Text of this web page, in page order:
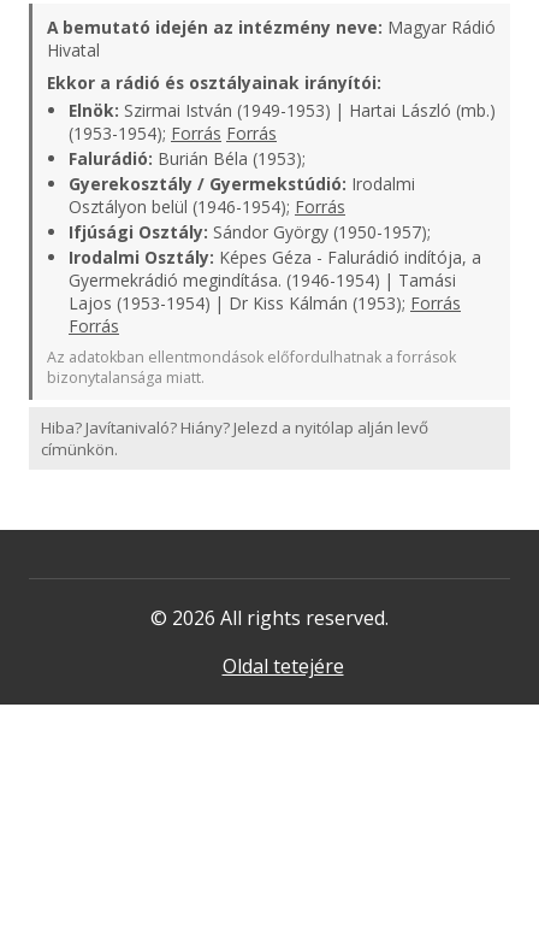
A bemutató idején az intézmény neve: Magyar Rádió
Hivatal
Ekkor a rádió és osztályainak irányítói:
Elnök: Szirmai István (1949-1953) | Hartai László (mb.)
(1953-1954); Forrás Forrás
Falurádió: Burián Béla (1953);
Gyerekosztály / Gyermekstúdió: Irodalmi
Osztályon belül (1946-1954); Forrás
Ifjúsági Osztály: Sándor György (1950-1957);
Irodalmi Osztály: Képes Géza - Falurádió indítója, a
Gyermekrádió megindítása. (1946-1954) | Tamási
Lajos (1953-1954) | Dr Kiss Kálmán (1953); Forrás
Forrás
Az adatokban ellentmondások előfordulhatnak a források
bizonytalansága miatt.
Hiba? Javítanivaló? Hiány? Jelezd a nyitólap alján levő
címünkön.
© 2026 All rights reserved.
Oldal tetejére